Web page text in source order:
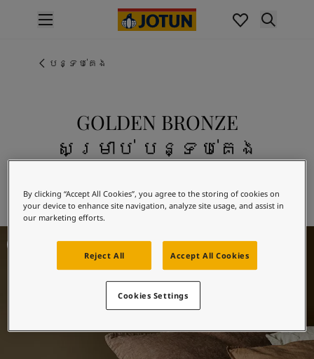
គំនូរខាងក្នុង
ផលិតផលផ្នែកខាងក្រៅ
ពណ៌ថ្នាំលាបខាងក្នុង
ពណ៌ខាងក្នុងទាំងអស់។
ពណ៌ខាងក្រៅទាំងអស់។
ជម្រើសពណ៌
គំរូរពណ៌
ការបំផុសគំនិត
ការបំផុសគំនិតពីផ្នែកខាងក្នុងផ្ទះ
ការបំផុសគំនិតពីផ្នែកខាងក្រៅផ្ទះ
អត្ថបទ
លាបពណ៌ផ្ទះរបស់អ្នក
បន្ទប់គេង
GOLDEN BRONZE
សម្រាប់ បន្ទប់គេង
រុករក 10963 GOLDEN BRONZE
By clicking “Accept All Cookies”, you agree to the storing of cookies on
your device to enhance site navigation, analyze site usage, and assist in
our marketing efforts.
Reject All Accept All Cookies
Cookies Settings